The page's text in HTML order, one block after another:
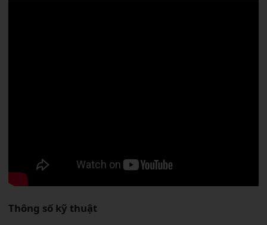
Thông số kỹ thuật